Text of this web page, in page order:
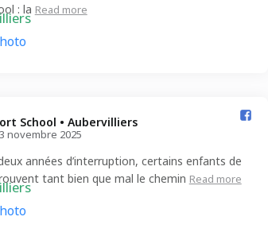
: la Read more
School • Aubervilliers️
novembre 2025
années d’interruption, certains enfants de
tant bien que mal le chemin Read more